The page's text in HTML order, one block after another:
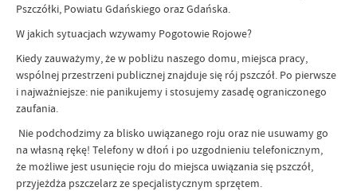
Pszczółki, Powiatu Gdańskiego oraz Gdańska.
W jakich sytuacjach wzywamy Pogotowie Rojowe?
Kiedy zauważymy, że w pobliżu naszego domu, miejsca pracy,
wspólnej przestrzeni publicznej znajduje się rój pszczół. Po pierwsze
i najważniejsze: nie panikujemy i stosujemy zasadę ograniczonego
zaufania.
Nie podchodzimy za blisko uwiązanego roju oraz nie usuwamy go
na własną rękę! Telefony w dłoń i po uzgodnieniu telefonicznym,
że możliwe jest usunięcie roju do miejsca uwiązania się pszczół,
przyjeżdża pszczelarz ze specjalistycznym sprzętem.